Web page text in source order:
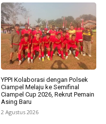
YPPI Kolaborasi dengan Polsek
Ciampel Melaju ke Semifinal
Ciampel Cup 2026, Rekrut Pemain
Asing Baru
2 Agustus 2026